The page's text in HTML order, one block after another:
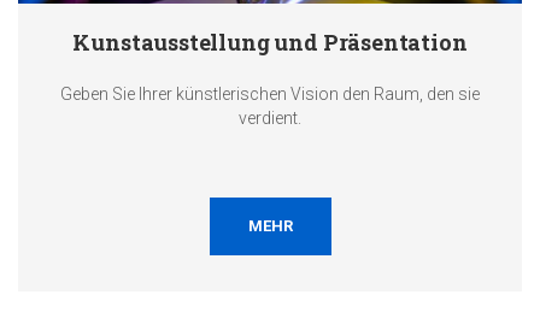
Kunstausstellung und Präsentation
Geben Sie Ihrer künstlerischen Vision den Raum, den sie
verdient.
MEHR